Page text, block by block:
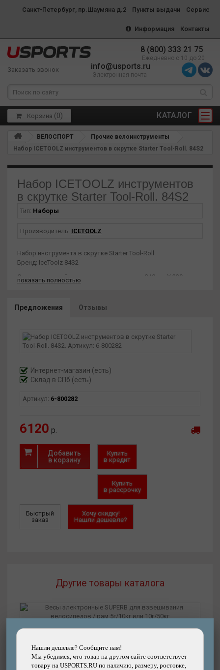
Санкт-Петербург, пр.Шаумяна д.2 Пункты выдачи Сервис
Информация Контакты
8 (800) 333 21 75
Ежедневно с 10 до 20
Заказать звонок info@usports.ru
Электронная почта
КАТАЛОГ
Корзина (0)
ВЕЛОСПОРТ
Прочие велоинструменты
Набор ICETOOLZ инструментов в скрутке Starter Tool-Roll. 84S2
Набор ICETOOLZ инструментов
в скрутке Starter Tool-Roll. 84S2
Тип: Наборы
Производитель: ICETOOLZ
Набор инструмента в скрутке Starter Tool-Roll
Бренд: IceToolz 84S2
Сворачивающийся чехол для переноски - 340 мм X 320 мм
10, 11 и 12 скоростей
Отвертка Phillips № 1 с магнитным наконечником
Щетка для чистки звездочек
Набор для ремонта проколов (18 заплат, 10 мл клея, 8-
Ручки для шин (3 набора)
показать полностью
Предложения Отзывы
Интернет-магазин (есть)
Склад в СПб (есть)
Артикул: 6-800282
6120 р.
Нашли дешевле? Сообщите нам!
Мы убедимся, что товар на другом сайте соответствует
товару на USPORTS.RU по наличию, размеру, ростовке,
Добавить
в корзину
Купить
в кредит
Купить
в рассрочку
Быстрый
заказ
Хочу скидку!
Нашли дешевле?
Другие товары каталога
велосипедов / рам 5г/10кг или 10г/50кг
Бренд: SUPERB